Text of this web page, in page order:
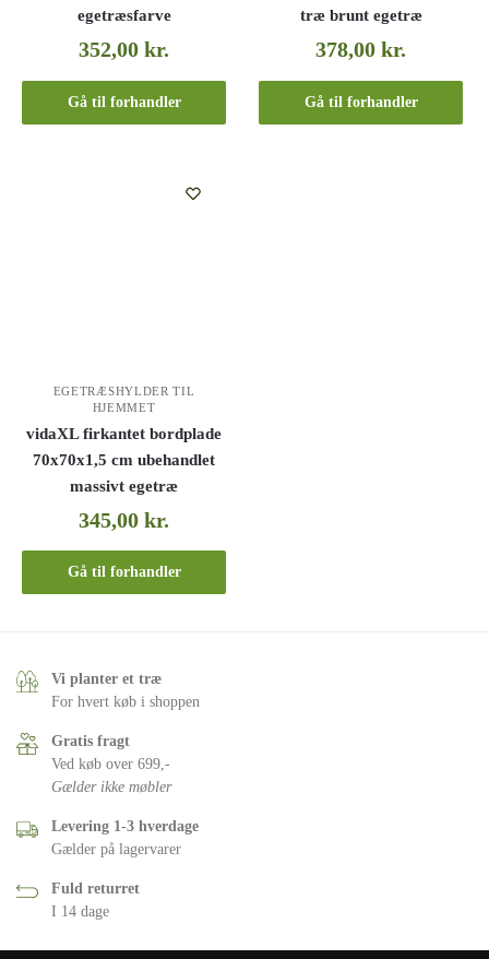
egetræsfarve
352,00kr.
Gå til forhandler
træ brunt egetræ
378,00kr.
Gå til forhandler
EGETRÆSHYLDER TIL
HJEMMET
vidaXL firkantet bordplade
70x70x1,5 cm ubehandlet
massivt egetræ
345,00kr.
Gå til forhandler
Vi planter et træ
For hvert køb i shoppen
Gratis fragt
Ved køb over 699,-
Gælder ikke møbler
Levering 1-3 hverdage
Gælder på lagervarer
Fuld returret
I 14 dage